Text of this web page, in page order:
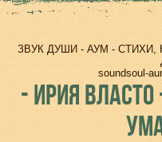
ЗВУК ДУШИ - АУМ -
soundsoul-
-ИРИЯ ВЛАСТО